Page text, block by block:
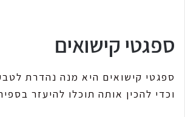
ספגטי קישואים
ספגטי קישואים היא מנה נהדרת
וכדי להכין אותה תוכלו להיעזר